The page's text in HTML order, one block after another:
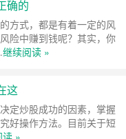
确的
方式，都是有着一定的风
险中赚到钱呢？其实，你
继续阅读 »
这
定炒股成功的因素，掌握
好操作方法。目前关于短
»